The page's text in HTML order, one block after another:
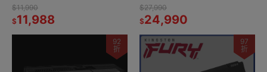
冊四年保固
$11,990
$11,988
64GB(32GBx2) CL36
$27,990
$24,990
92
折
97
折